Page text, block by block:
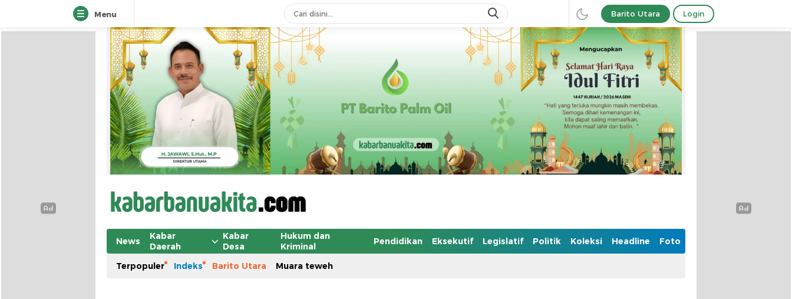
Menu Barito Utara Login
News
Kabar
Daerah
Kabar
Desa
Hukum dan
Kriminal
Pendidikan Eksekutif Legislatif Politik Koleksi Headline Foto
Terpopuler Indeks Barito Utara Muara teweh